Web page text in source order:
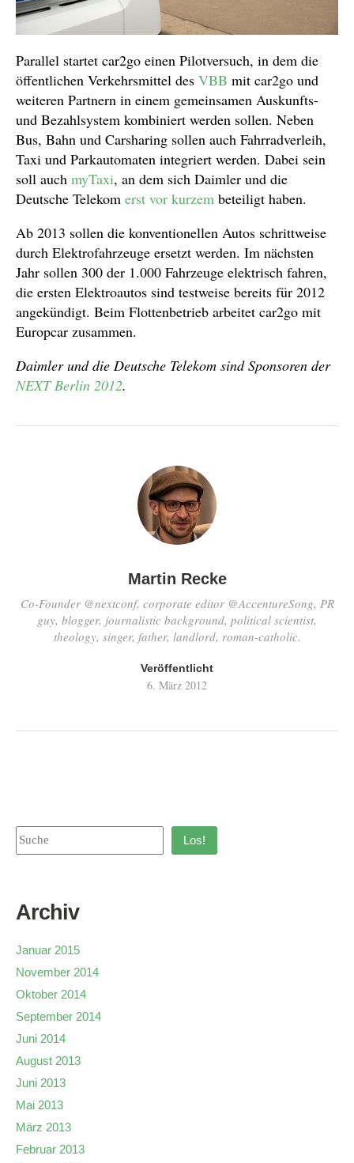
Parallel startet car2go einen Pilotversuch, in dem die
öffentlichen Verkehrsmittel des VBB mit car2go und
weiteren Partnern in einem gemeinsamen Auskunfts-
und Bezahlsystem kombiniert werden sollen. Neben
Bus, Bahn und Carsharing sollen auch Fahrradverleih,
Taxi und Parkautomaten integriert werden. Dabei sein
soll auch myTaxi, an dem sich Daimler und die
Deutsche Telekom erst vor kurzem beteiligt haben.
Ab 2013 sollen die konventionellen Autos schrittweise
durch Elektrofahrzeuge ersetzt werden. Im nächsten
Jahr sollen 300 der 1.000 Fahrzeuge elektrisch fahren,
die ersten Elektroautos sind testweise bereits für 2012
angekündigt. Beim Flottenbetrieb arbeitet car2go mit
Europcar zusammen.
Daimler und die Deutsche Telekom sind Sponsoren der
NEXT Berlin 2012.
Martin Recke
Co-Founder @nextconf, corporate editor @AccentureSong, PR
guy, blogger, journalistic background, political scientist,
theology, singer, father, landlord, roman-catholic.
Veröffentlicht
6. März 2012
Los!
Archiv
Januar 2015
November 2014
Oktober 2014
September 2014
Juni 2014
August 2013
Juni 2013
Mai 2013
März 2013
Februar 2013